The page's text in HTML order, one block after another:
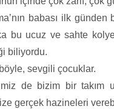
babası ilk günden
bu ucuz ve sahte
biliyordu.
sevgili çocuklar.
de bizim bir takım
gerçek hazineleri